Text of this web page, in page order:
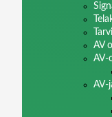
AV
AV-
AV-